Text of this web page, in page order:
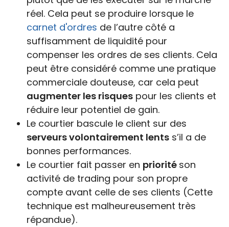
réel. Cela peut se produire lorsque le
carnet d'ordres de l’autre côté a
suffisamment de liquidité pour
compenser les ordres de ses clients. Cela
peut être considéré comme une pratique
commerciale douteuse, car cela peut
augmenter les risques pour les clients et
réduire leur potentiel de gain.
Le courtier bascule le client sur des
serveurs volontairement lents s’il a de
bonnes performances.
Le courtier fait passer en priorité son
activité de trading pour son propre
compte avant celle de ses clients (Cette
technique est malheureusement très
répandue).